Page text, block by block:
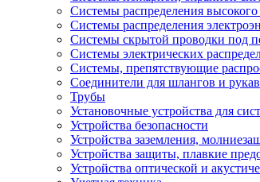
Системы распределения
Системы распределения
Системы скрытой проводки под
Системы электрических
Системы, препятствующие
Соединители для шлангов и
Трубы
Установочные устройства для
Устройства безопасности
Устройства заземления,
Устройства защиты, плавкие
Устройства оптической и